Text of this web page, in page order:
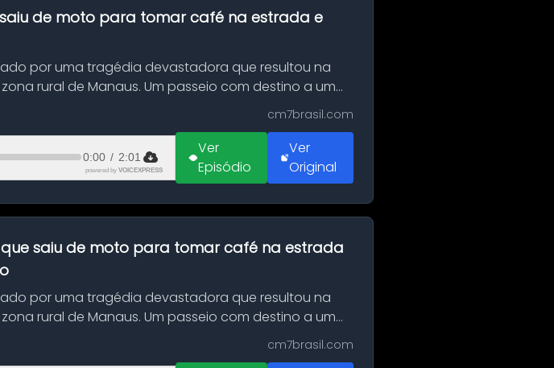
de moto para tomar café na estrada e
por uma tragédia devastadora que resultou na
rural de Manaus. Um passeio com destino a um
cm7brasil.com
0:00 / 2:01
powered by VOICEXPRESS
Ver
Episódio
Ver
Original
saiu de moto para tomar café na estrada
por uma tragédia devastadora que resultou na
rural de Manaus. Um passeio com destino a um
cm7brasil.com